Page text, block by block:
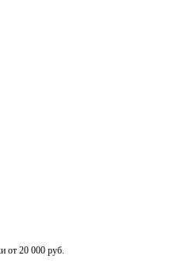
от 20 000 руб.